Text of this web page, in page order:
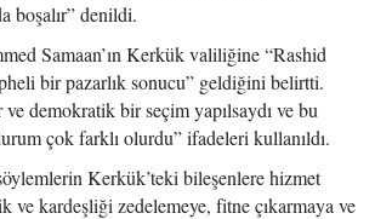
boşalır” denildi.
Samaan’ın Kerkük valiliğine “Rashid
bir pazarlık sonucu” geldiğini belirtti.
demokratik bir seçim yapılsaydı ve bu
çok farklı olurdu” ifadeleri kullanıldı.
Kerkük’teki bileşenlere hizmet
ve kardeşliği zedelemeye, fitne çıkarmaya ve